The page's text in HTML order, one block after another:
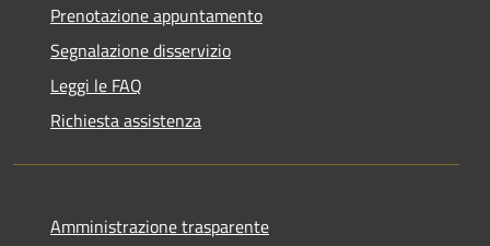
Prenotazione appuntamento
Segnalazione disservizio
Leggi le FAQ
Richiesta assistenza
Amministrazione trasparente